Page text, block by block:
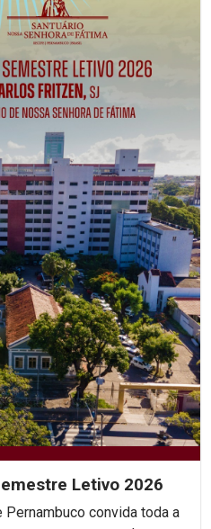
Letivo 2026
convida toda a